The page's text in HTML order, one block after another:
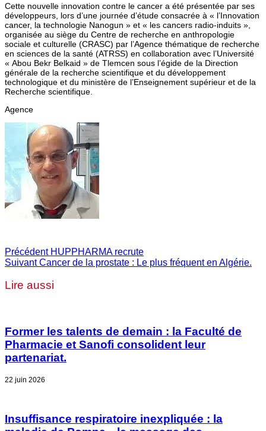
Cette nouvelle innovation contre le cancer a été présentée par ses
développeurs, lors d’une journée d’étude consacrée à « l’Innovation
cancer, la technologie Nanogun » et « les cancers radio-induits »,
organisée au siège du Centre de recherche en anthropologie
sociale et culturelle (CRASC) par l’Agence thématique de recherche
en sciences de la santé (ATRSS) en collaboration avec l’Université
« Abou Bekr Belkaid » de Tlemcen sous l’égide de la Direction
générale de la recherche scientifique et du développement
technologique et du ministère de l’Enseignement supérieur et de la
Recherche scientifique.
Agence
PrécédentHUPPHARMA recrute
SuivantCancer de la prostate : Le plus fréquent en Algérie.
Lire aussi
Former les talents de demain : la Faculté de
Pharmacie et Sanofi consolident leur
partenariat.
22 juin 2026
Insuffisance respiratoire inexpliquée : la